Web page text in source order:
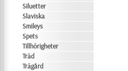
Siluetter
Slaviska
Smileys
Spets
Tillhörigheter
Träd
Trägård